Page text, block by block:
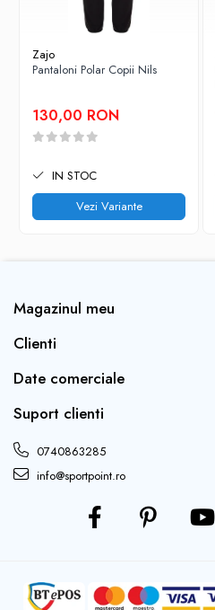
Atentie! NU CALCATI.
Zajo
Pantaloni Polar Copii Nils
130,00 RON
IN STOC
Vezi Variante
Magazinul meu
Clienti
Date comerciale
Suport clienti
0740863285
info@sportpoint.ro